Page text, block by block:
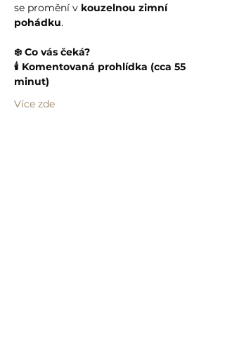
se promění v kouzelnou zimní
pohádku.
❄️ Co vás čeká?
🕯️ Komentovaná prohlídka (cca 55
minut)
Více zde